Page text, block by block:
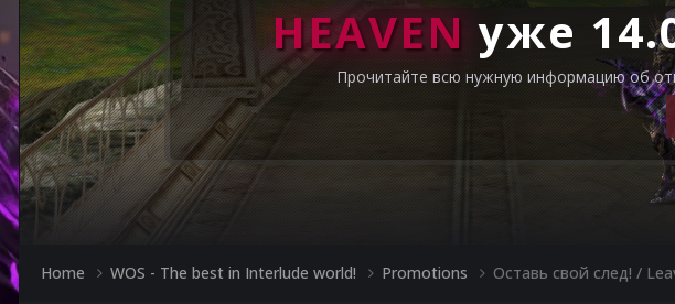
HEAVEN уже
Прочитайте всю нужную информацию об
Home WOS - The best in Interlude world! Promotions Оставь свой след! /